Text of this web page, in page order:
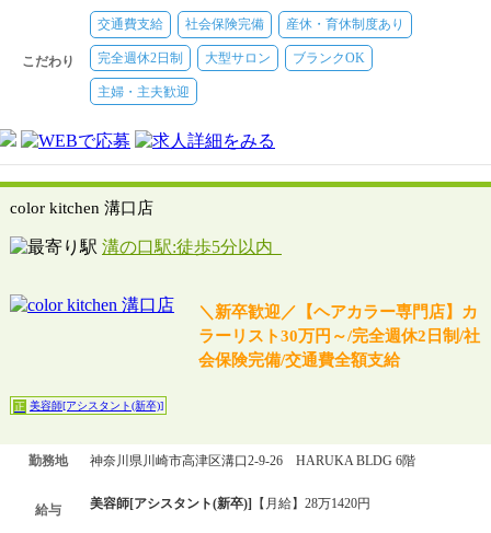
こだわり
交通費支給 社会保険完備 産休・育休制度あり
完全週休2日制 大型サロン ブランクOK
主婦・主夫歓迎
color kitchen 溝口店
溝の口駅:徒歩5分以内
＼新卒歓迎／【ヘアカラー専門店】カ
ラーリスト30万円～/完全週休2日制/社
会保険完備/交通費全額支給
正 美容師[アシスタント(新卒)]
勤務地 神奈川県川崎市高津区溝口2-9-26 HARUKA BLDG 6階
給与 美容師[アシスタント(新卒)] 【月給】28万1420円